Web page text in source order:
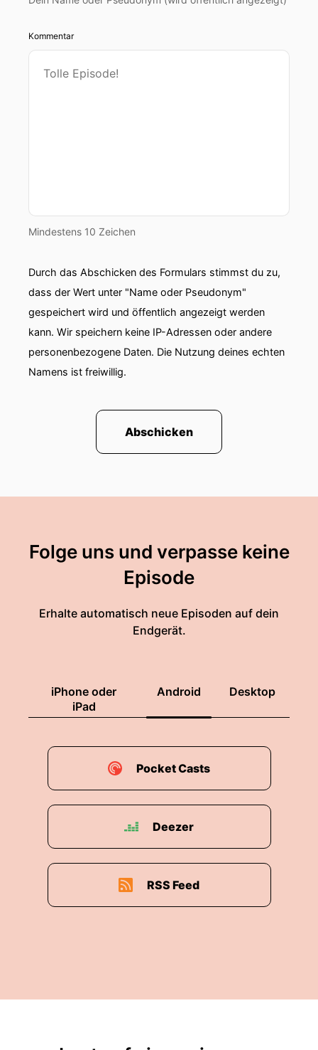
Kommentar
Mindestens 10 Zeichen
Durch das Abschicken des Formulars stimmst du zu,
dass der Wert unter "Name oder Pseudonym"
gespeichert wird und öffentlich angezeigt werden
kann. Wir speichern keine IP-Adressen oder andere
personenbezogene Daten. Die Nutzung deines echten
Namens ist freiwillig.
Abschicken
Folge uns und verpasse keine
Episode
Erhalte automatisch neue Episoden auf dein
Endgerät.
iPhone oder
iPad
Android Desktop
Pocket Casts
Deezer
RSS Feed